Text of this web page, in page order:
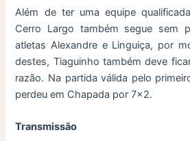
Além de ter uma equipe
Cerro Largo também segue sem
atletas Alexandre e Linguiça, por
destes, Tiaguinho também deve
razão. Na partida válida pelo
perdeu em Chapada por 7×2.
Transmissão